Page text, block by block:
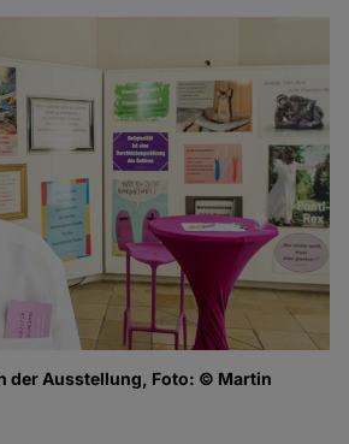
der Ausstellung, Foto: © Martin